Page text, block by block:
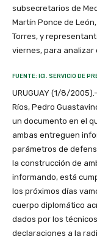
subsecretarios de
Martín Ponce de
Torres, y
viernes, para
FUENTE: ICI. SERVICIO DE
URUGUAY (1/8/
Ríos, Pedro
un documento en el
ambas entreguen
parámetros de
la construcción de
informando, está
los próximos días
cuerpo diplomático
dados por los
declaraciones a la